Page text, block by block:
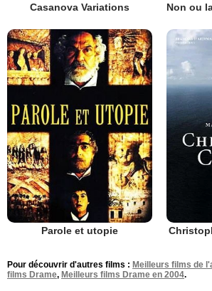
Casanova Variations
Parole et utopie
Pour découvrir d'autres films : Meilleurs films de
films Drame, Meilleurs films Drame en 2004.